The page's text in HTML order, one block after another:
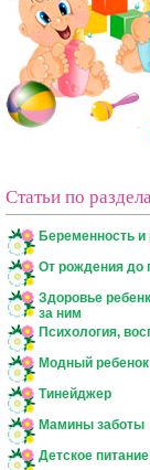
Статьи по
Беременность
От рождения до
Здоровье
за ним
Психология,
Модный ребенок
Тинейджер
Мамины заботы
Детское питание